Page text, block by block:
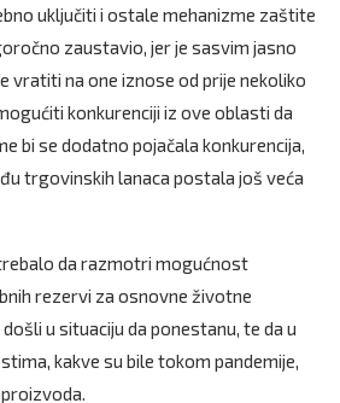
uključiti i ostale mehanizme zaštite
zaustavio, jer je sasvim jasno
vratiti na one iznose od prije nekoliko
konkurenciji iz ove oblasti da
bi se dodatno pojačala konkurencija,
trgovinskih lanaca postala još veća
da razmotri mogućnost
rezervi za osnovne životne
u situaciju da ponestanu, te da u
kakve su bile tokom pandemije,